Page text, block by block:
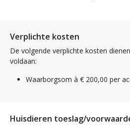
Verplichte kosten
De volgende verplichte kosten
voldaan:
Waarborgsom à € 200,00 per
Huisdieren toeslag/